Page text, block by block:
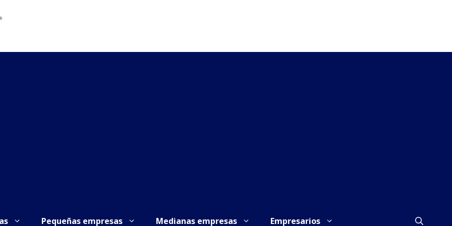
Pequeñas empresas Medianas empresas Empresarios